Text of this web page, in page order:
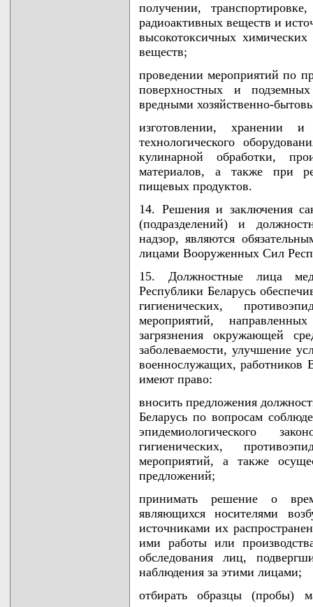
получении,
радиоактивных веществ и
высокотоксичных
веществ;
проведении мероприятий по
поверхностных и
вредными хозяйственно-
изготовлении, хранении и
технологического
кулинарной обработки,
материалов, а также при
пищевых продуктов.
14. Решения и заключения
(подразделений) и
надзор, являются
лицами Вооруженных Сил
15. Должностные лица
Республики Беларусь
гигиенических,
мероприятий,
загрязнения окружающей
заболеваемости, улучшение
военнослужащих, работников
имеют право:
вносить предложения
Беларусь по вопросам
эпидемиологического
гигиенических,
мероприятий, а также
предложений;
принимать решение о
являющихся носителями
источниками их
ими работы или
обследования лиц,
наблюдения за этими лицами;
отбирать образцы (пробы)